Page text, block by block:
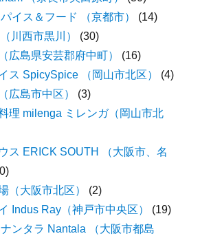
イス＆フード （京都市）
(14)
川西市黒川）
(30)
広島県安芸郡府中町）
(16)
ス SpicySpice （岡山市北区）
(4)
広島市中区）
(3)
理 milenga ミレンガ（岡山市北
ス ERICK SOUTH （大阪市、名
（大阪市北区）
(2)
Indus Ray（神戸市中央区）
(19)
ンタラ Nantala （大阪市都島